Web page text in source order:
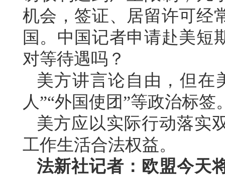
机会，签证、居留许可经
国。中国记者申请赴美短
对等待遇吗？
美方讲言论自由，但在
人”“外国使团”等政治标
美方应以实际行动落实
工作生活合法权益。
法新社记者：欧盟今天